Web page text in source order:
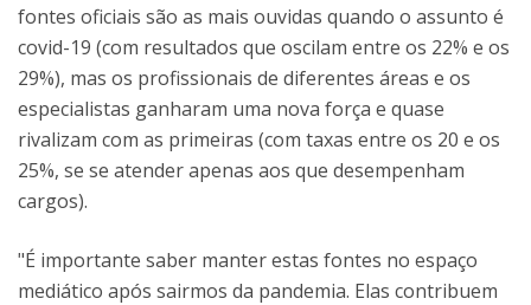
fontes oficiais são as mais ouvidas quando o assunto é
covid-19 (com resultados que oscilam entre os 22% e os
29%), mas os profissionais de diferentes áreas e os
especialistas ganharam uma nova força e quase
rivalizam com as primeiras (com taxas entre os 20 e os
25%, se se atender apenas aos que desempenham
cargos).
"É importante saber manter estas fontes no espaço
mediático após sairmos da pandemia. Elas contribuem